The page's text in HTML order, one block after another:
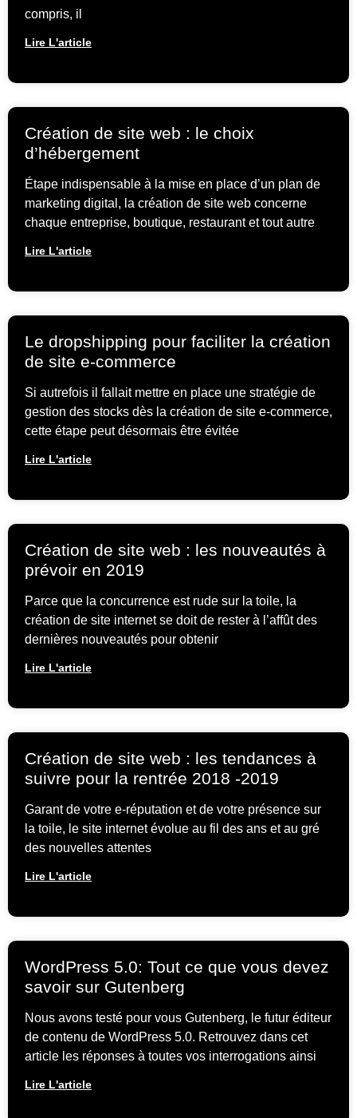
compris, il
Lire L'article
Création de site web : le choix
d’hébergement
Étape indispensable à la mise en place d’un plan de
marketing digital, la création de site web concerne
chaque entreprise, boutique, restaurant et tout autre
Lire L'article
Le dropshipping pour faciliter la création
de site e-commerce
Si autrefois il fallait mettre en place une stratégie de
gestion des stocks dès la création de site e-commerce,
cette étape peut désormais être évitée
Lire L'article
Création de site web : les nouveautés à
prévoir en 2019
Parce que la concurrence est rude sur la toile, la
création de site internet se doit de rester à l’affût des
dernières nouveautés pour obtenir
Lire L'article
Création de site web : les tendances à
suivre pour la rentrée 2018 -2019
Garant de votre e-réputation et de votre présence sur
la toile, le site internet évolue au fil des ans et au gré
des nouvelles attentes
Lire L'article
WordPress 5.0: Tout ce que vous devez
savoir sur Gutenberg
Nous avons testé pour vous Gutenberg, le futur éditeur
de contenu de WordPress 5.0. Retrouvez dans cet
article les réponses à toutes vos interrogations ainsi
Lire L'article